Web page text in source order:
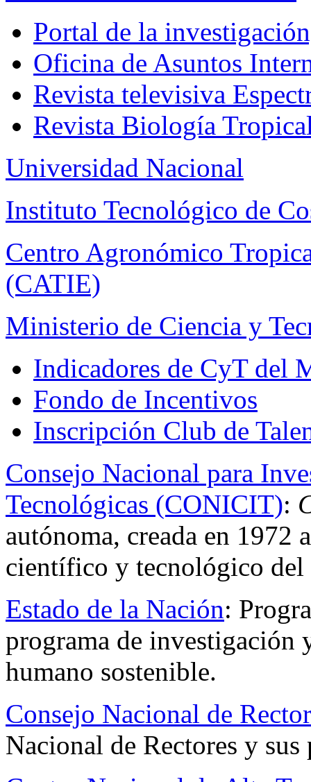
Portal de la
Oficina de Asuntos
Revista televisiva
Revista Biología
Universidad Nacional
Instituto Tecnológico de
Centro Agronómico
(CATIE)
Ministerio de Ciencia y
Indicadores de CyT del
Fondo de Incentivos
Inscripción Club de
Consejo Nacional para
Tecnológicas (CONICIT):
autónoma, creada en 1972
científico y tecnológico del
Estado de la Nación:
programa de investigación
humano sostenible.
Consejo Nacional de
Nacional de Rectores y sus